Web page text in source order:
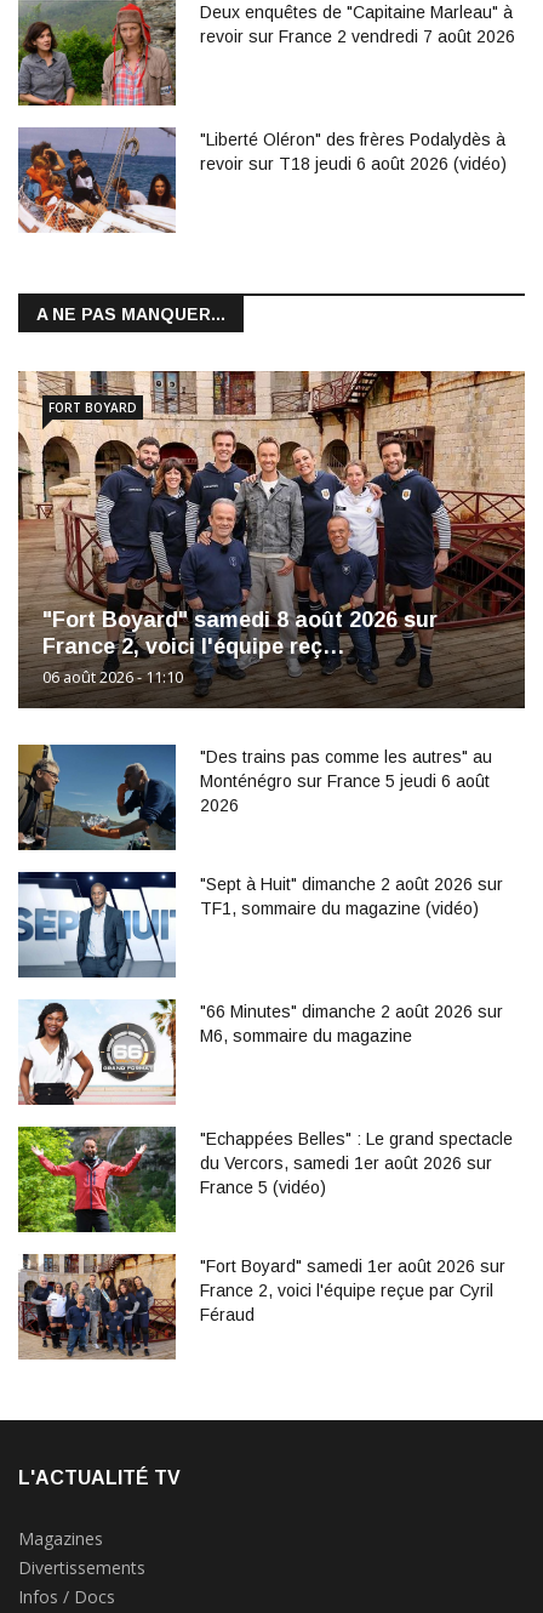
Deux enquêtes de "Capitaine Marleau" à
revoir sur France 2 vendredi 7 août 2026
"Liberté Oléron" des frères Podalydès à
revoir sur T18 jeudi 6 août 2026 (vidéo)
A NE PAS MANQUER...
"Fort Boyard" samedi 8 août 2026 sur
France 2, voici l'équipe reç…
06 août 2026 - 11:10
FORT BOYARD
"Des trains pas comme les autres" au
Monténégro sur France 5 jeudi 6 août
2026
"Sept à Huit" dimanche 2 août 2026 sur
TF1, sommaire du magazine (vidéo)
"66 Minutes" dimanche 2 août 2026 sur
M6, sommaire du magazine
"Echappées Belles" : Le grand spectacle
du Vercors, samedi 1er août 2026 sur
France 5 (vidéo)
"Fort Boyard" samedi 1er août 2026 sur
France 2, voici l'équipe reçue par Cyril
Féraud
L'ACTUALITÉ TV
Magazines
Divertissements
Infos / Docs